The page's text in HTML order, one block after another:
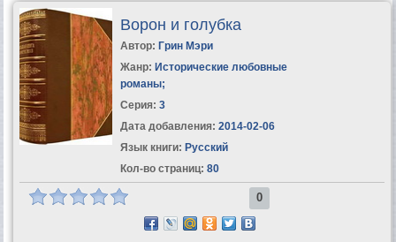
Ворон и голубка
Автор: Грин Мэри
Жанр: Исторические любовные
романы;
Серия: 3
Дата добавления: 2014-02-06
Язык книги: Русский
Кол-во страниц: 80
0